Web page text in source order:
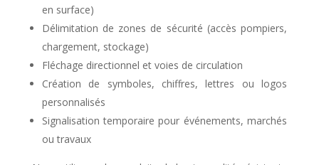
en surface)
Délimitation de zones de sécurité (accès pompiers,
chargement, stockage)
Fléchage directionnel et voies de circulation
Création de symboles, chiffres, lettres ou logos
personnalisés
Signalisation temporaire pour événements, marchés
ou travaux